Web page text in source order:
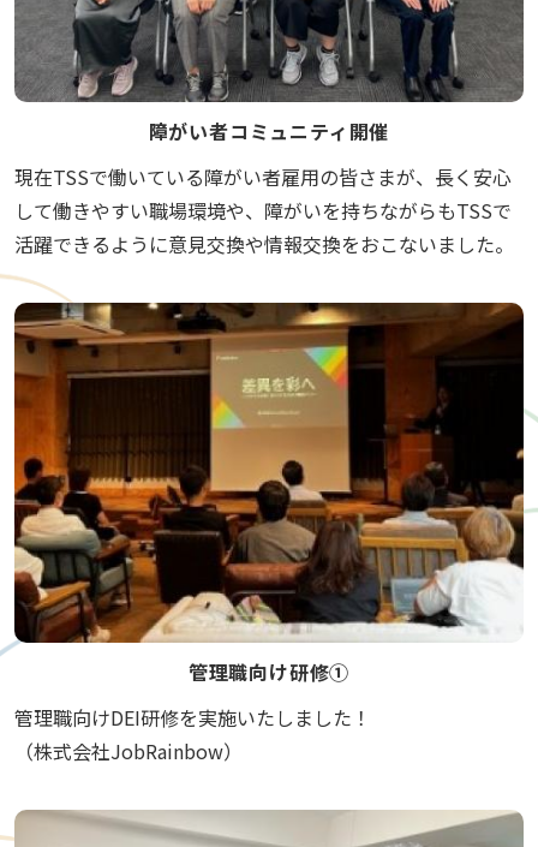
障がい者コミュニティ開催
現在TSSで働いている障がい者雇用の皆さまが、長く安心
して働きやすい職場環境や、障がいを持ちながらもTSSで
活躍できるように意見交換や情報交換をおこないました。
管理職向け研修①
管理職向けDEI研修を実施いたしました！
（株式会社JobRainbow）